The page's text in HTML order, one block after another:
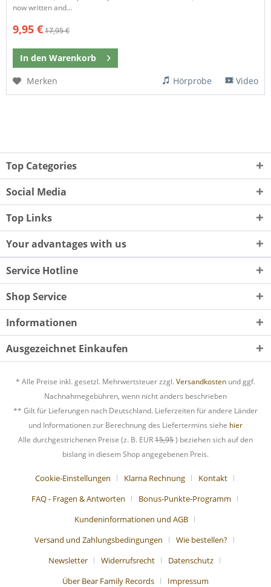
now written and...
9,95 €17,95 €
In den Warenkorb
Merken
Hörprobe Video
Top Categories
Social Media
Top Links
Your advantages with us
Service Hotline
Shop Service
Informationen
Ausgezeichnet Einkaufen
* Alle Preise inkl. gesetzl. Mehrwertsteuer zzgl. Versandkosten und ggf.
Nachnahmegebühren, wenn nicht anders beschrieben
** Gilt für Lieferungen nach Deutschland. Lieferzeiten für andere Länder
und Informationen zur Berechnung des Liefertermins siehe hier
Alle durchgestrichenen Preise (z. B. EUR15,95) beziehen sich auf den
bislang in diesem Shop angegebenen Preis.
Cookie-Einstellungen Klarna Rechnung
Kontakt
FAQ - Fragen & Antworten
Bonus-Punkte-Programm
Kundeninformationen und AGB
Versand und Zahlungsbedingungen
Wie bestellen?
Newsletter
Widerrufsrecht
Datenschutz
Über Bear Family Records
Impressum